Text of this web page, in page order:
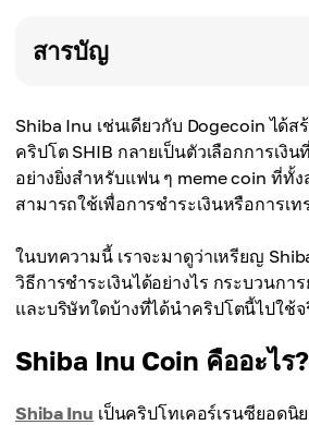
สารบัญ
Shiba Inu เช่นเดียวกับ Dogecoin ได้ส
คริปโต SHIB กลายเป็นตัวเลือกการเงิน
อย่างยิ่งสำหรับแฟน ๆ meme coin ที่ทั้ง
สามารถใช้เพื่อการชำระเงินหรือการเท
ในบทความนี้ เราจะมาดูว่าเหรียญ
วิธีการชำระเงินได้อย่างไร กระบวนกา
และบริษัทใดบ้างที่ได้นำคริปโตนี้ไปใช้จ
Shiba Inu Coin คืออะไร?
Shiba Inu เป็นคริปโทเคอร์เรนซียอดนิ